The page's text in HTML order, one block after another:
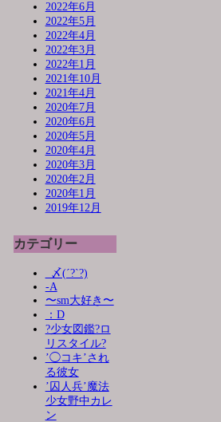
2022年6月
2022年5月
2022年4月
2022年3月
2022年1月
2021年10月
2021年4月
2020年7月
2020年6月
2020年5月
2020年4月
2020年3月
2020年2月
2020年1月
2019年12月
カテゴリー
_〆(´?`?)
-A
〜sm大好き〜
：D
?少女図鑑?ロ
リスタイル?
’◯コキ’され
る彼女
’囚人兵’魔法
少女野中カレ
ン